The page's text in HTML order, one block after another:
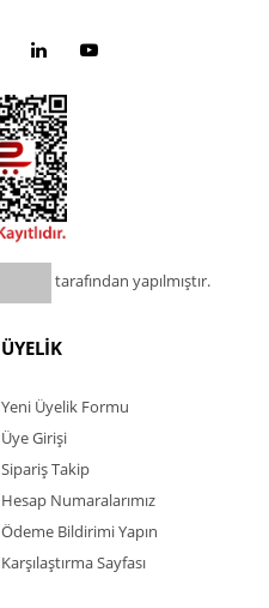
tarafından yapılmıştır.
ÜYELİK
Yeni Üyelik Formu
Üye Girişi
Sipariş Takip
Hesap Numaralarımız
Ödeme Bildirimi Yapın
Karşılaştırma Sayfası